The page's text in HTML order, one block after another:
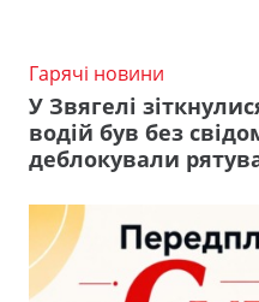
Гарячі новини
У Звягелі
водій був без
деблокували